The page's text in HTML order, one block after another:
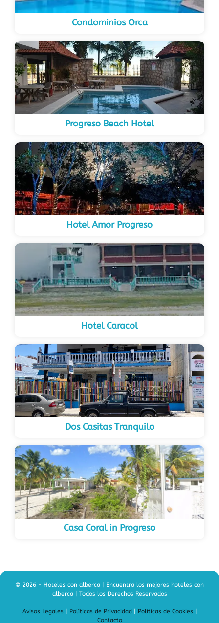
Condominios Orca
Progreso Beach Hotel
Hotel Amor Progreso
Hotel Caracol
Dos Casitas Tranquilo
Casa Coral in Progreso
© 2026 - Hoteles con alberca | Encuentra los mejores hoteles con
alberca | Todos los Derechos Reservados
Avisos Legales Políticas de Privacidad| Políticas de Cookies
Contacto